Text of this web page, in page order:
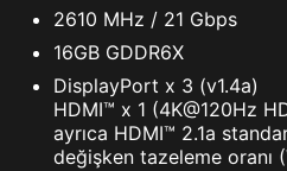
2610 MHz / 21 Gbps
16GB GDDR6X
DisplayPort x 3 (v1.4a)
HDMI™ x 1 (4K@120Hz
ayrıca HDMI™ 2.1a
değişken tazeleme oranı